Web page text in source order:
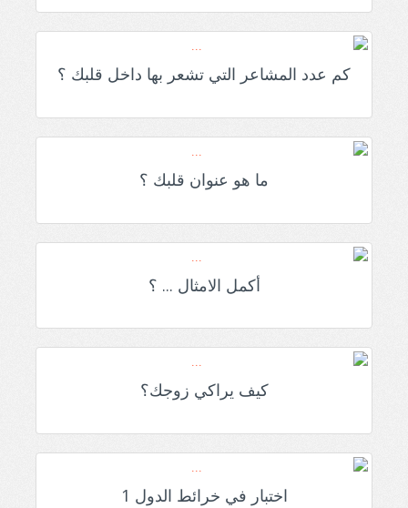
كم عدد المشاعر التي تشعر بها داخل قلبك ؟
ما هو عنوان قلبك ؟
أكمل الامثال ... ؟
كيف يراكي زوجك؟
اختبار في خرائط الدول 1